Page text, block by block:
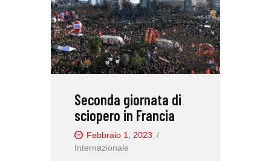
Seconda giornata di
sciopero in Francia
Febbraio 1, 2023
Internazionale